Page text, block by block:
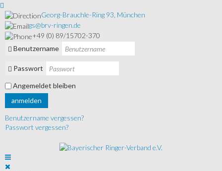
Georg-Brauchle-Ring 93, München
gs@brv-ringen.de
+49 (0) 89/15702-370
Benutzername
Passwort
Angemeldet bleiben
anmelden
Benutzername vergessen?
Passwort vergessen?